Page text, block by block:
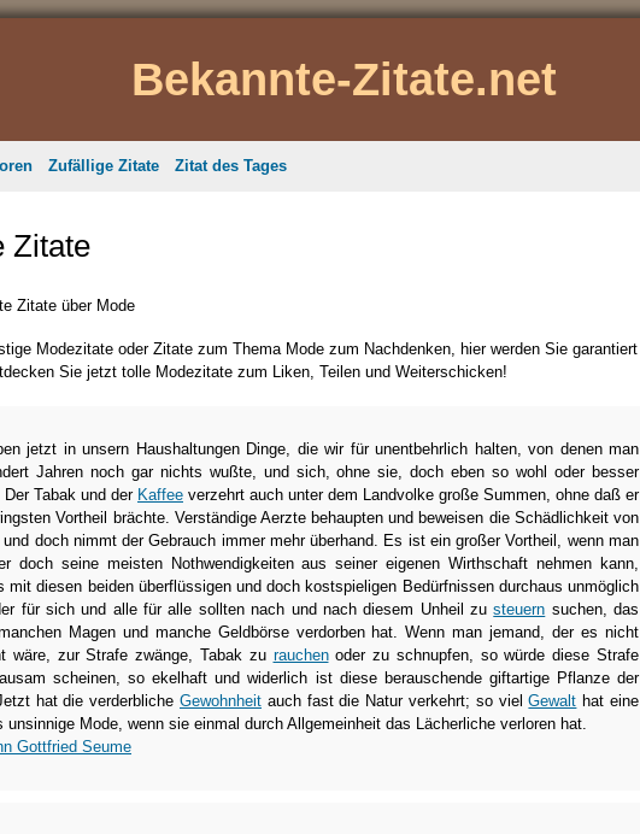
Bekannte-Zitate.net
Zufällige Zitate Zitat des Tages
Zitate
Zitate über Mode
Modezitate oder Zitate zum Thema Mode zum Nachdenken, hier werden Sie garantiert
Sie jetzt tolle Modezitate zum Liken, Teilen und Weiterschicken!
jetzt in unsern Haushaltungen Dinge, die wir für unentbehrlich halten, von denen man
Jahren noch gar nichts wußte, und sich, ohne sie, doch eben so wohl oder besser
Der Tabak und der Kaffee verzehrt auch unter dem Landvolke große Summen, ohne daß er
Vortheil brächte. Verständige Aerzte behaupten und beweisen die Schädlichkeit von
und doch nimmt der Gebrauch immer mehr überhand. Es ist ein großer Vortheil, wenn man
doch seine meisten Nothwendigkeiten aus seiner eigenen Wirthschaft nehmen kann,
mit diesen beiden überflüssigen und doch kostspieligen Bedürfnissen durchaus unmöglich
für sich und alle für alle sollten nach und nach diesem Unheil zusteuern suchen, das
Magen und manche Geldbörse verdorben hat. Wenn man jemand, der es nicht
wäre, zur Strafe zwänge, Tabak zu rauchenoder zu schnupfen, so würde diese Strafe
scheinen, so ekelhaft und widerlich ist diese berauschende giftartige Pflanze der
hat die verderbliche Gewohnheit auch fast die Natur verkehrt; so vielGewalt hat eine
unsinnige Mode, wenn sie einmal durch Allgemeinheit das Lächerliche verloren hat.
Gottfried Seume